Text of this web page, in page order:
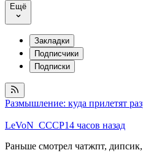
Ещё
Закладки
Подписчики
Подписки
Размышление: куда прилетят
LeVoN_CCCP14 часов назад
Раньше смотрел чатжпт,